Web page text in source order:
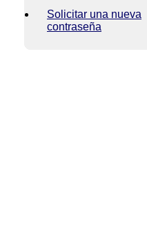
Solicitar una nueva
contraseña